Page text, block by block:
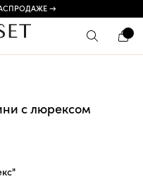
→
с люрексом